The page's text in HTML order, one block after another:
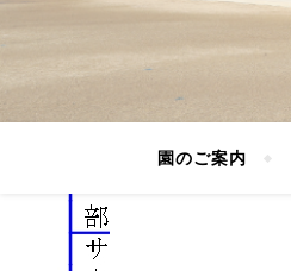
園のご案内